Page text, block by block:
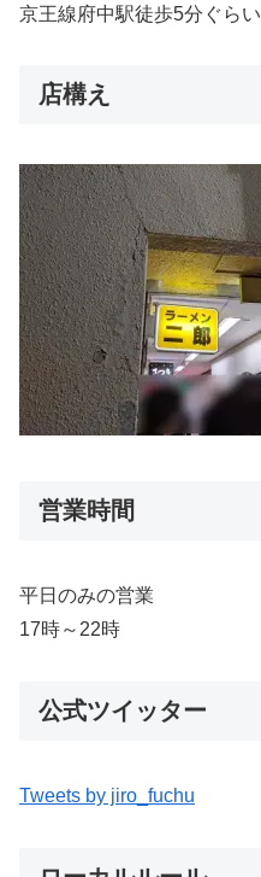
京王線府中駅徒歩5分ぐらい
店構え
営業時間
平日のみの営業
17時～22時
公式ツイッター
Tweets by jiro_fuchu